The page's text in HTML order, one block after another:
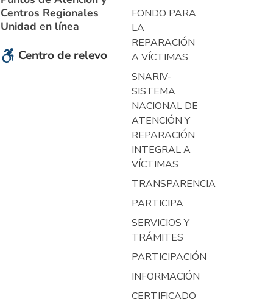
Centros Regionales
Unidad en línea
Centro de relevo
FONDO PARA
LA
REPARACIÓN
A VÍCTIMAS
SNARIV-
SISTEMA
NACIONAL DE
ATENCIÓN Y
REPARACIÓN
INTEGRAL A
VÍCTIMAS
TRANSPARENCIA
PARTICIPA
SERVICIOS Y
TRÁMITES
PARTICIPACIÓN
INFORMACIÓN
CERTIFICADO